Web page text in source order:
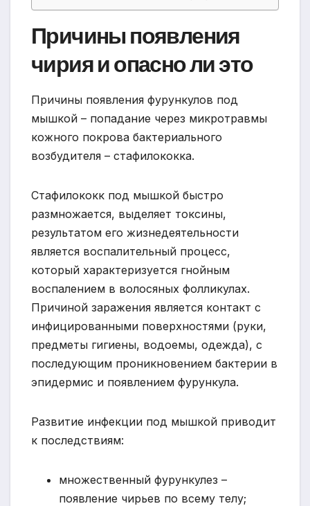
Причины появления
чирия и опасно ли это
Причины появления фурункулов под
мышкой – попадание через микротравмы
кожного покрова бактериального
возбудителя – стафилококка.
Стафилококк под мышкой быстро
размножается, выделяет токсины,
результатом его жизнедеятельности
является воспалительный процесс,
который характеризуется гнойным
воспалением в волосяных фолликулах.
Причиной заражения является контакт с
инфицированными поверхностями (руки,
предметы гигиены, водоемы, одежда), с
последующим проникновением бактерии в
эпидермис и появлением фурункула.
Развитие инфекции под мышкой приводит
к последствиям:
множественный фурункулез –
появление чирьев по всему телу;